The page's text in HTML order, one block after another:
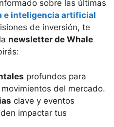
sobre las últimas
e inteligencia artificial
de inversión, te
newsletter de Whale
profundos para
del mercado.
clave y eventos
impactar tus